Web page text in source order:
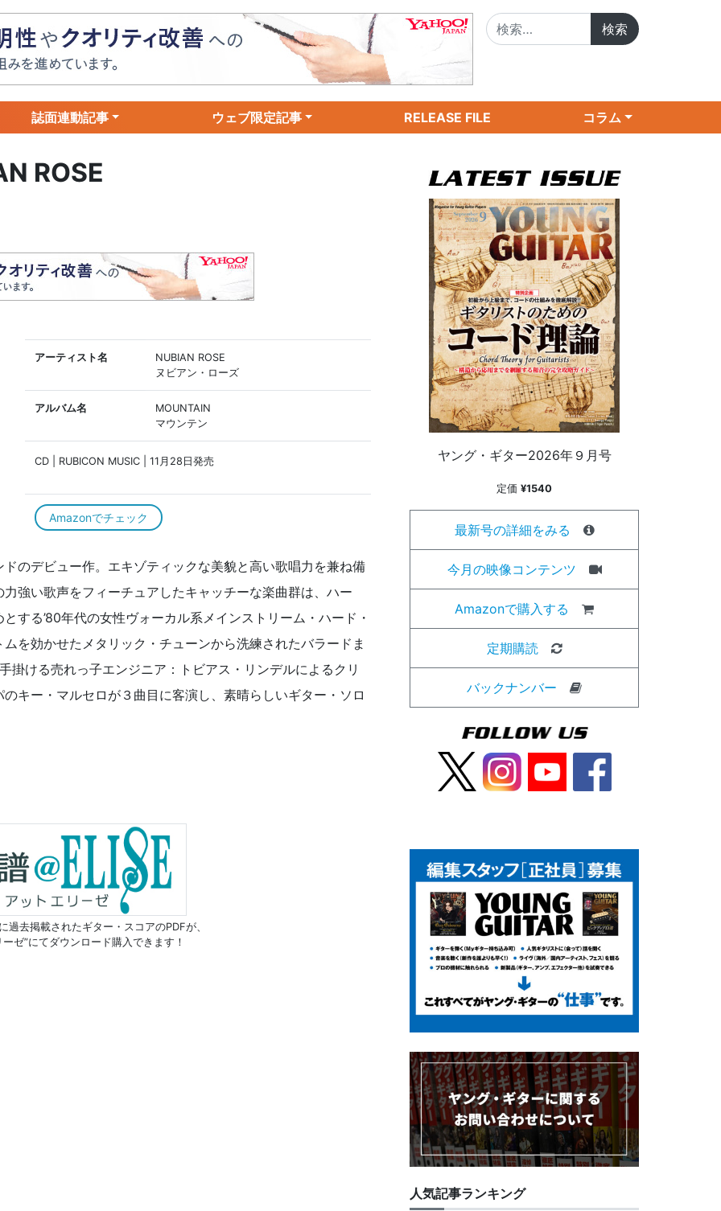
誌面連動記事 ウェブ限定記事 RELEASE FILE コラム
ROSE
アーティスト名
NUBIAN ROSE
ヌビアン・ローズ
アルバム名
MOUNTAIN
マウンテン
CD | RUBICON MUSIC | 11月28日発売
Amazonでチェック
のデビュー作。エキゾティックな美貌と高い歌唱力を兼ね備
強い歌声をフィーチュアしたキャッチーな楽曲群は、ハー
する’80年代の女性ヴォーカル系メインストリーム・ハード・
を効かせたメタリック・チューンから洗練されたバラードま
掛ける売れっ子エンジニア：トビアス・リンデルによるクリ
キー・マルセロが３曲目に客演し、素晴らしいギター・ソロ
過去掲載されたギター・スコアのPDFが、
ゼ”にてダウンロード購入できます！
ヤング・ギター2026年９月号
定価 ¥1540
最新号の詳細をみる
今月の映像コンテンツ
Amazonで購入する
定期購読
バックナンバー
人気記事ランキング